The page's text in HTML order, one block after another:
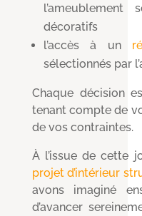
décoratifs
l’accès à un
sélectionnés par
Chaque décision
tenant compte de
de vos contraintes.
À l’issue de cette
projet d’intérieur
avons imaginé
d’avancer